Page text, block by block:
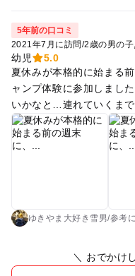
た！！ 最後が次男が一番楽しみにしていた流しそうめん。大満
足で帰ってきました。夜
寝ることもでき、それも良い思
ントで過ごす2日間、とても良かっ
したいと思いました！
5年前の口コミ
2021年7月に訪問/2歳の男の子
幼児
5.0
夏休みが本格的に始まる
ャンプ体験に参加しました。 2歳(と11カ月)の息子には
いかなと…連れていくま
も忘れて動き回るほどでした。 体験した内容は、
流しソーメン、魚つかみ、森林散策
ト、とうもろこし、スナ
と、実際に魚を自分で捌
しソーメンは家族毎で実
等、コロナ感染対策はば
ゆきやま大好き雪男/参考に
＼ おでかけ